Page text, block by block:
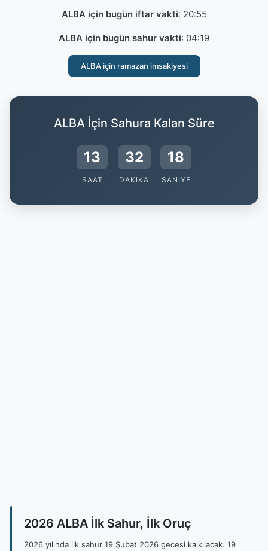
ALBA için bugün iftar vakti: 20:55
ALBA için bugün sahur vakti: 04:19
ALBA için ramazan imsakiyesi
ALBA İçin Sahura Kalan Süre
13
SAAT
32
DAKIKA
17
SANIYE
2026 ALBA İlk Sahur, İlk Oruç
2026 yılında ilk sahur 19 Şubat 2026 gecesi kalkılacak. 19